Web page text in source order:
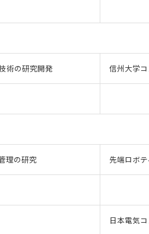
術の研究開発 信州大学
理の研究 先端ロボ
日本電気